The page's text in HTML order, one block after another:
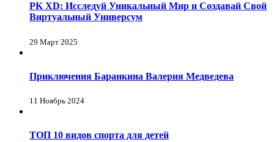
PK XD: Исследуй Уникальный Мир и Создавай Свой
Виртуальный Универсум
29 Март 2025
Приключения Баранкина Валерия Медведева
11 Ноябрь 2024
ТОП 10 видов спорта для детей